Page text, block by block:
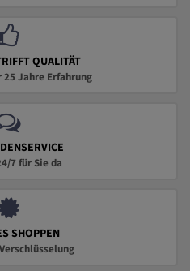
QUALITÄT
25 Jahre Erfahrung
7 für Sie da
SHOPPEN